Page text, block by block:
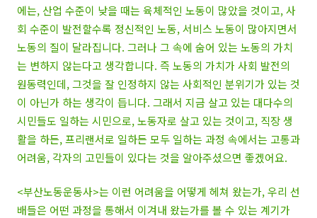
에는, 산업 수준이 낮을 때는 육체적인 노동이 많았을 것이고, 사
회 수준이 발전할수록 정신적인 노동, 서비스 노동이 많아지면서
노동의 질이 달라집니다. 그러나 그 속에 숨어 있는 노동의 가치
는 변하지 않는다고 생각합니다. 즉 노동의 가치가 사회 발전의
원동력인데, 그것을 잘 인정하지 않는 사회적인 분위기가 있는 것
이 아닌가 하는 생각이 듭니다. 그래서 지금 살고 있는 대다수의
시민들도 일하는 시민으로, 노동자로 살고 있는 것이고, 직장 생
활을 하든, 프리랜서로 일하든 모두 일하는 과정 속에서는 고통과
어려움, 각자의 고민들이 있다는 것을 알아주셨으면 좋겠어요.
<부산노동운동사>는 이런 어려움을 어떻게 헤쳐 왔는가, 우리 선
배들은 어떤 과정을 통해서 이겨내 왔는가를 볼 수 있는 계기가